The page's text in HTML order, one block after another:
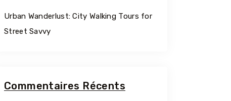
Urban Wanderlust: City Walking Tours for
Street Savvy
Commentaires Récents